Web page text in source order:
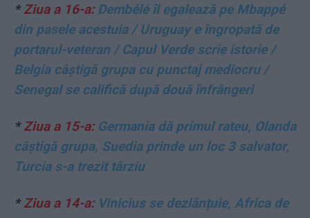
*Ziua a 16-a:Dembélé îl egalează pe Mbappé
din pasele acestuia / Uruguay e îngropată de
portarul-veteran / Capul Verde scrie istorie /
Belgia câștigă grupa cu punctaj mediocru /
Senegal se califică după două înfrângeri
*Ziua a 15-a:Germania dă primul rateu, Olanda
câștigă grupa, Suedia prinde un loc 3 salvator,
Turcia s-a trezit târziu
*Ziua a 14-a:Vinicius se dezlănțuie, Africa de